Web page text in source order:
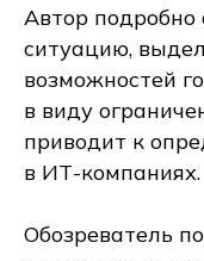
Автор
ситуацию,
возможностей
в виду
приводит к
в ИТ-компаниях.
Обозреватель